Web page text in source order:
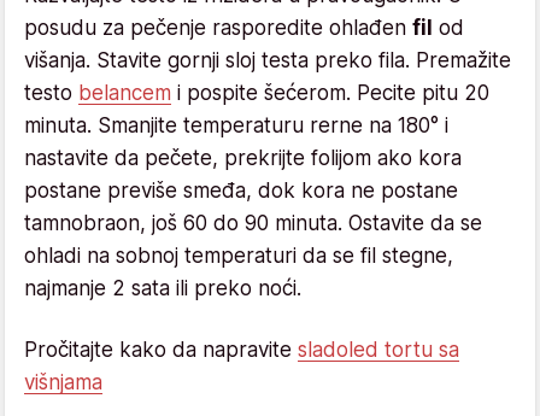
posudu za pečenje rasporedite ohlađen fil od
višanja. Stavite gornji sloj testa preko fila. Premažite
testo belancem i pospite šećerom. Pecite pitu 20
minuta. Smanjite temperaturu rerne na 180° i
nastavite da pečete, prekrijte folijom ako kora
postane previše smeđa, dok kora ne postane
tamnobraon, još 60 do 90 minuta. Ostavite da se
ohladi na sobnoj temperaturi da se fil stegne,
najmanje 2 sata ili preko noći.
Pročitajte kako da napravite sladoled tortu sa
višnjama